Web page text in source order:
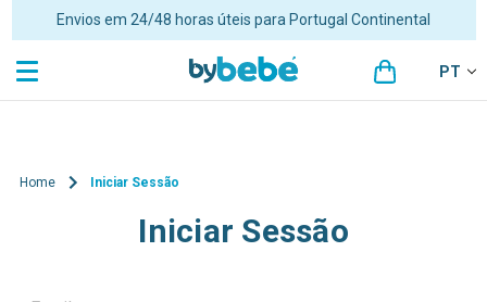
Portes grátis para encomendas superiores a 48€ para Portugal
Continental
PT
Home Iniciar Sessão
Iniciar Sessão